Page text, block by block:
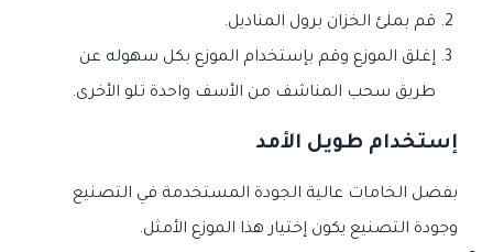
قم بملئ الخزان برول المناديل.
إغلق الموزع وقم بإستخدام الموزع بكل سهوله عن
طريق سحب المناشف من الأسف واحدة تلو الأخرى.
إستخدام طويل الأمد
بفضل الخامات عالية الجودة المستخدمة في التصنيع
وجودة التصنيع يكون إختيار هذا الموزع الأمثل.